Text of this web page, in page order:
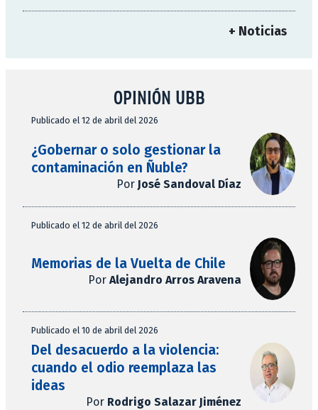
+ Noticias
OPINIÓN UBB
Publicado el 12 de abril del 2026
¿Gobernar o solo gestionar la
contaminación en Ñuble?
Por José Sandoval Díaz
Publicado el 12 de abril del 2026
Memorias de la Vuelta de Chile
Por Alejandro Arros Aravena
Publicado el 10 de abril del 2026
Del desacuerdo a la violencia:
cuando el odio reemplaza las
ideas
Por Rodrigo Salazar Jiménez